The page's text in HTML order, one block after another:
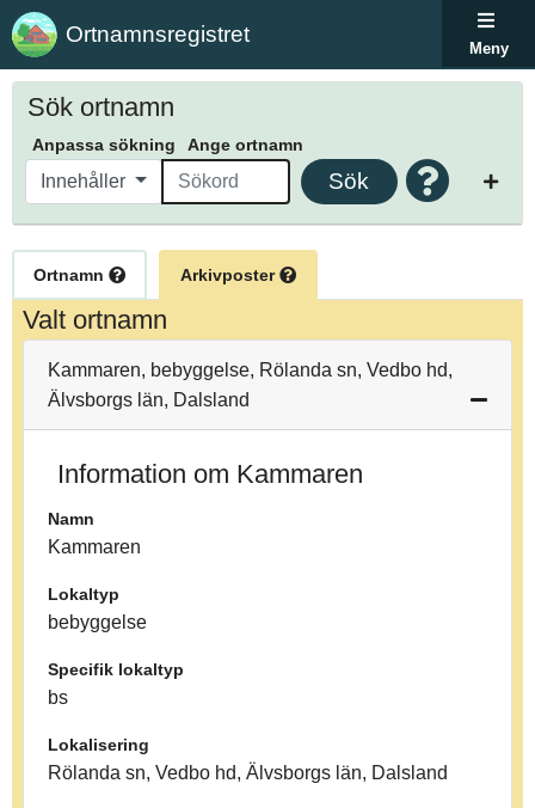
Ortnamnsregistret
Meny
Sök ortnamn
Anpassa sökning Ange ortnamn
Innehåller Sök
Ortnamn Arkivposter
Valt ortnamn
Kammaren, bebyggelse, Rölanda sn, Vedbo hd,
Älvsborgs län, Dalsland
Information om Kammaren
Namn
Kammaren
Lokaltyp
bebyggelse
Specifik lokaltyp
bs
Lokalisering
Rölanda sn, Vedbo hd, Älvsborgs län, Dalsland